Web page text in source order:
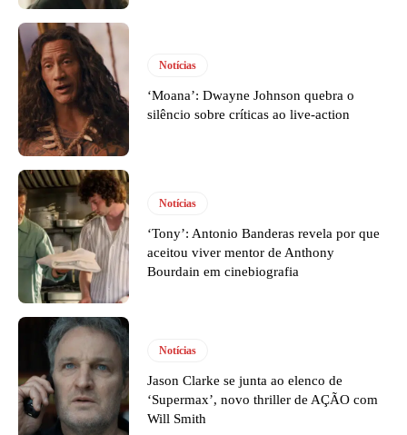
Notícias
‘Moana’: Dwayne Johnson quebra o
silêncio sobre críticas ao live-action
Notícias
‘Tony’: Antonio Banderas revela por que
aceitou viver mentor de Anthony
Bourdain em cinebiografia
Notícias
Jason Clarke se junta ao elenco de
‘Supermax’, novo thriller de AÇÃO com
Will Smith